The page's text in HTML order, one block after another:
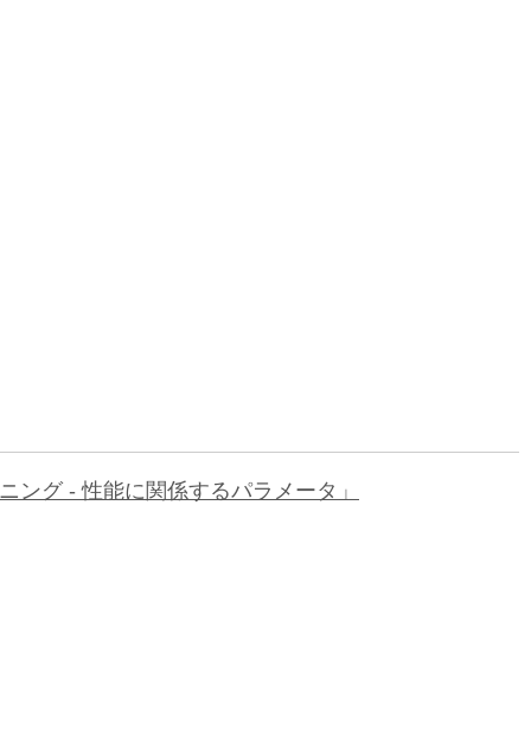
ング - 性能に関係するパラメータ」